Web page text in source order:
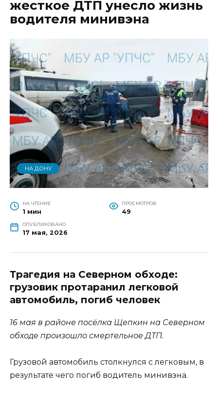
жесткое ДТП унесло жизнь
водителя минивэна
НА ДОНУ
НА ЧТЕНИЕ
1 мин
ПРОСМОТРОВ
49
ОПУБЛИКОВАНО
17 мая, 2026
Трагедия на Северном обходе:
грузовик протаранил легковой
автомобиль, погиб человек
16 мая в районе посёлка Щепкин на Северном
обходе произошло смертельное ДТП.
Грузовой автомобиль столкнулся с легковым, в
результате чего погиб водитель минивэна.